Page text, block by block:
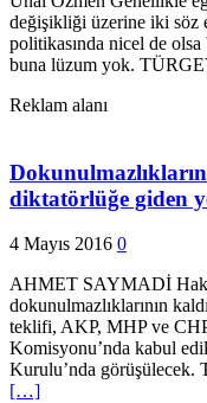
değişikliği üzerine iki söz
politikasında nicel de
buna lüzum yok.
Reklam alanı
diktatörlüğe giden
4 Mayıs 2016 0
AHMET SAYMADİ
dokunulmazlıklarının
teklifi, AKP, MHP ve
Komisyonu’nda kabul
Kurulu’nda görüşülecek.
[…]